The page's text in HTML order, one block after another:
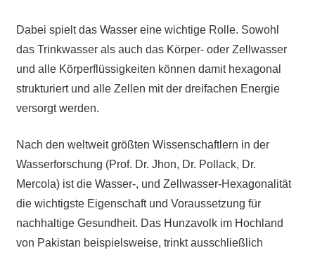
Dabei spielt das Wasser eine wichtige Rolle. Sowohl
das Trinkwasser als auch das Körper- oder Zellwasser
und alle Körperflüssigkeiten können damit hexagonal
strukturiert und alle Zellen mit der dreifachen Energie
versorgt werden.
Nach den weltweit größten Wissenschaftlern in der
Wasserforschung (Prof. Dr. Jhon, Dr. Pollack, Dr.
Mercola) ist die Wasser-, und Zellwasser-Hexagonalität
die wichtigste Eigenschaft und Voraussetzung für
nachhaltige Gesundheit. Das Hunzavolk im Hochland
von Pakistan beispielsweise, trinkt ausschließlich